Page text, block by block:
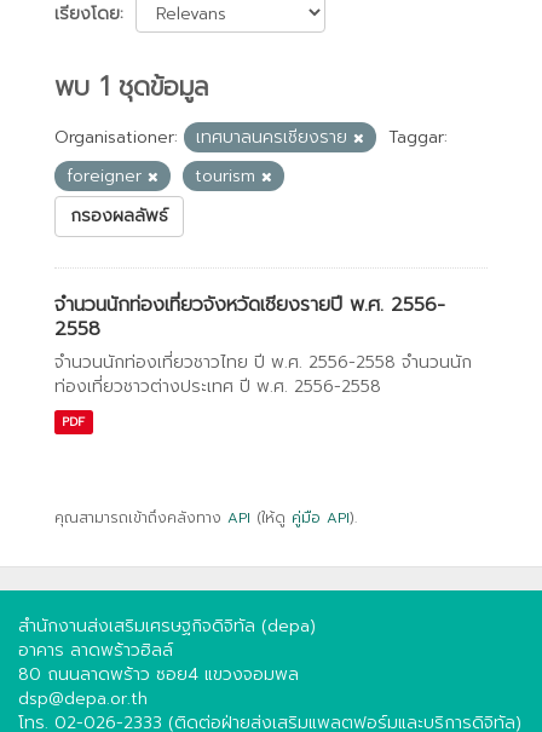
เรียงโดย
พบ 1 ชุดข้อมูล
Organisationer: เทศบาลนครเชียงราย
Taggar:
foreigner
tourism
กรองผลลัพธ์
จำนวนนักท่องเที่ยวจังหวัดเชียงรายปี พ.ศ. 2556-
2558
จำนวนนักท่องเที่ยวชาวไทย ปี พ.ศ. 2556-2558 จำนวนนัก
ท่องเที่ยวชาวต่างประเทศ ปี พ.ศ. 2556-2558
PDF
คุณสามารถเข้าถึงคลังทาง API (ให้ดู คู่มือ API).
สำนักงานส่งเสริมเศรษฐกิจดิจิทัล (depa)
อาคาร ลาดพร้าวฮิลล์
80 ถนนลาดพร้าว ซอย4 แขวงจอมพล
dsp@depa.or.th
โทร. 02-026-2333 (ติดต่อฝ่ายส่งเสริมแพลตฟอร์มและบริการดิจิทัล)